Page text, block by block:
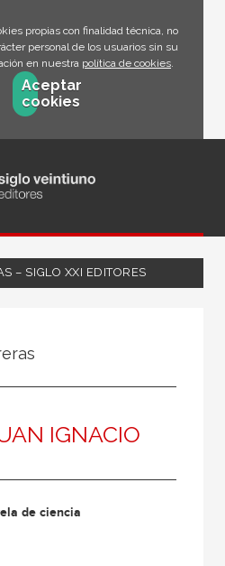
propias con finalidad técnica, no
personal de los usuarios sin su
en nuestra política de cookies.
Aceptar
cookies
– SIGLO XXI EDITORES
IGNACIO
de ciencia